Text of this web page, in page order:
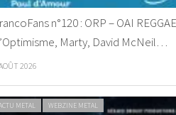
n°120 : ORP – OAI
Marty, David McNeil…
2026
METAL WEBZINE METAL